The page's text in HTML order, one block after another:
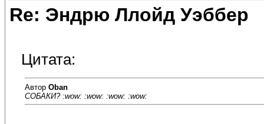
Re: Эндрю Ллойд Уэббер
Цитата:
Автор Oban
СОБАКИ? :wow: :wow: :wow: :wow: